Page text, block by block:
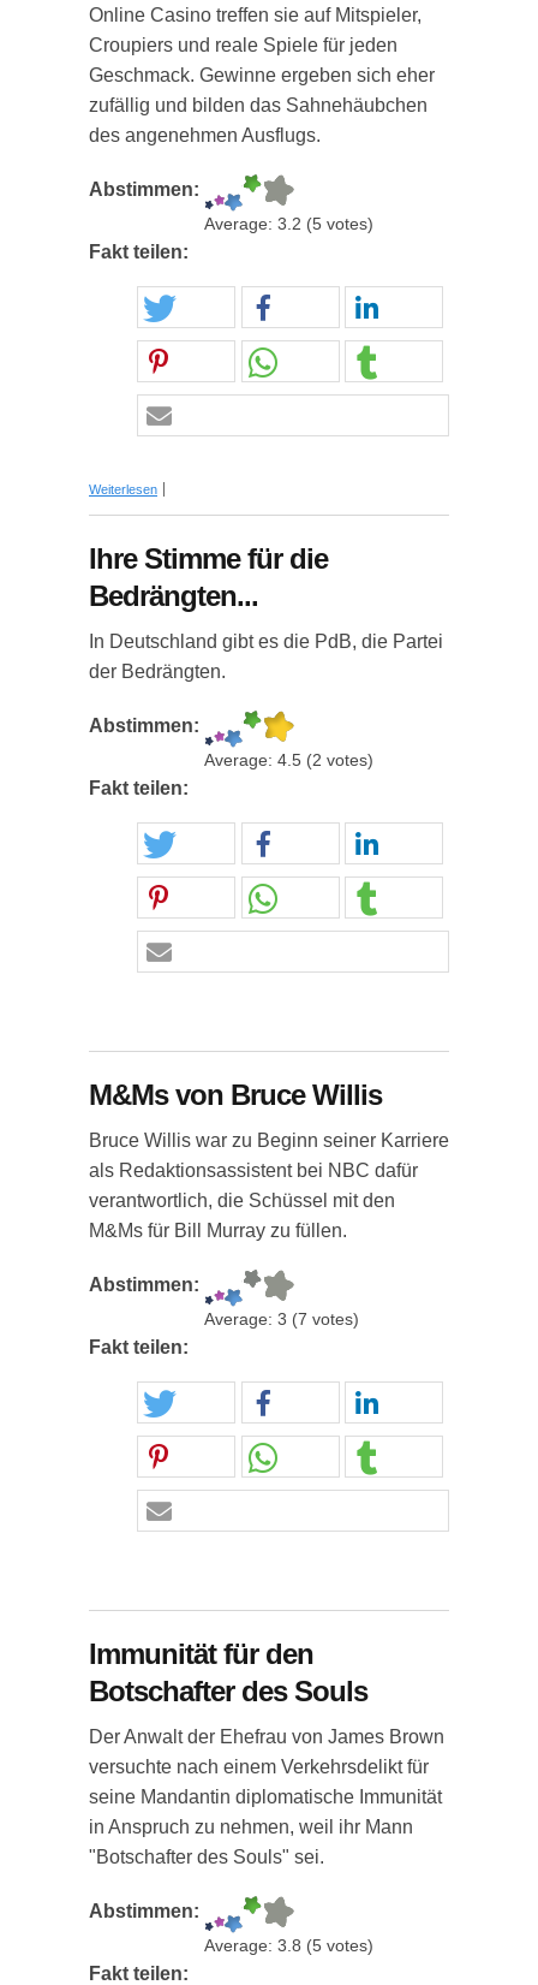
Online Casino treffen sie auf Mitspieler,
Croupiers und reale Spiele für jeden
Geschmack. Gewinne ergeben sich eher
zufällig und bilden das Sahnehäubchen
des angenehmen Ausflugs.
Abstimmen:
Average: 3.2 (5 votes)
Fakt teilen:
Weiterlesen über Skurrile Gesetzgebung: Casino-Croupier
Ihre Stimme für die
Bedrängten...
In Deutschland gibt es die PdB, die Partei
der Bedrängten.
Abstimmen:
Average: 4.5 (2 votes)
Fakt teilen:
M&Ms von Bruce Willis
Bruce Willis war zu Beginn seiner Karriere
als Redaktionsassistent bei NBC dafür
verantwortlich, die Schüssel mit den
M&Ms für Bill Murray zu füllen.
Abstimmen:
Average: 3 (7 votes)
Fakt teilen:
Immunität für den
Botschafter des Souls
Der Anwalt der Ehefrau von James Brown
versuchte nach einem Verkehrsdelikt für
seine Mandantin diplomatische Immunität
in Anspruch zu nehmen, weil ihr Mann
"Botschafter des Souls" sei.
Abstimmen:
Average: 3.8 (5 votes)
Fakt teilen: